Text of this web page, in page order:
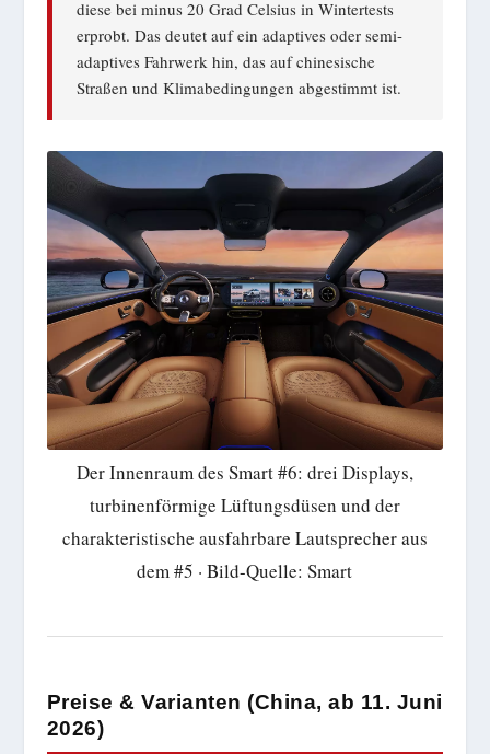
diese bei minus 20 Grad Celsius in Wintertests
erprobt. Das deutet auf ein adaptives oder semi-
adaptives Fahrwerk hin, das auf chinesische
Straßen und Klimabedingungen abgestimmt ist.
Der Innenraum des Smart #6: drei Displays,
turbinenförmige Lüftungsdüsen und der
charakteristische ausfahrbare Lautsprecher aus
dem #5 · Bild-Quelle: Smart
Preise & Varianten (China, ab 11. Juni
2026)